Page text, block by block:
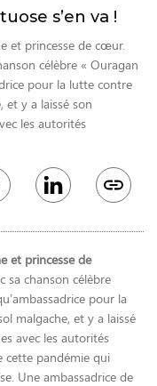
s’en va !
et princesse de cœur.
célèbre « Ouragan
pour la lutte contre
et y a laissé son
les autorités
et princesse de
sa chanson célèbre
pour la
malgache, et y a laissé
avec les autorités
cette pandémie qui
Une ambassadrice de